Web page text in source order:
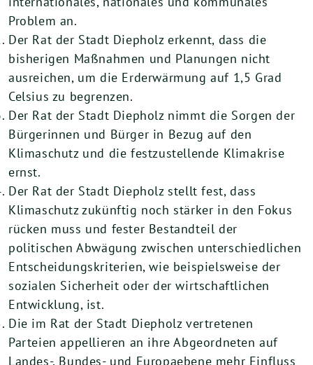
Problem an.
Der Rat der Stadt Diepholz erkennt, dass die
bisherigen Maßnahmen und Planungen nicht
ausreichen, um die Erderwärmung auf 1,5 Grad
Celsius zu begrenzen.
Der Rat der Stadt Diepholz nimmt die Sorgen der
Bürgerinnen und Bürger in Bezug auf den
Klimaschutz und die festzustellende Klimakrise
ernst.
Der Rat der Stadt Diepholz stellt fest, dass
Klimaschutz zukünftig noch stärker in den Fokus
rücken muss und fester Bestandteil der
politischen Abwägung zwischen unterschiedlichen
Entscheidungskriterien, wie beispielsweise der
sozialen Sicherheit oder der wirtschaftlichen
Entwicklung, ist.
Die im Rat der Stadt Diepholz vertretenen
Parteien appellieren an ihre Abgeordneten auf
Landes-, Bundes- und Europaebene mehr Einfluss